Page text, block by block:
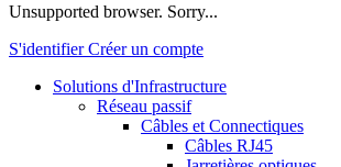
Unsupported browser. Sorry...
S'identifierCréer un compte
Solutions d'Infrastructure
Réseau passif
Câbles et Connectiques
Câbles RJ45